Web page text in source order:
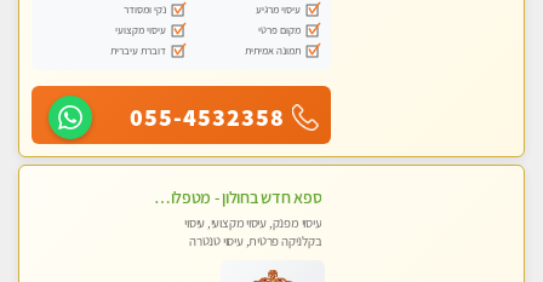
עיסוי מרגיע
נקי ומסודר
מקום פרטי
עיסוי מקצועי
תמונה אמיתית
דוברת עיברית
055-4532358
ספא חדש בחולון - מטפלות מקצועיות ברמה גבוהה מומלץ מאוד !!! . . highly recommended..new in the city -אין פרטים נוספים במקום -ללא מין !!
עיסוי מפנק, עיסוי מקצועי, עיסוי
בקלניקה פרטית, עיסוי טנטרה